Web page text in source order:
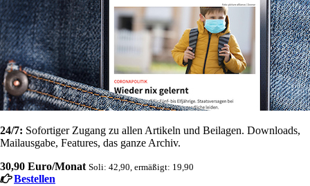
24/7: Sofortiger Zugang zu allen Artikeln und Beilagen. Downloads,
Mailausgabe, Features, das ganze Archiv.
30,90 Euro/Monat Soli: 42,90, ermäßigt: 19,90
Bestellen